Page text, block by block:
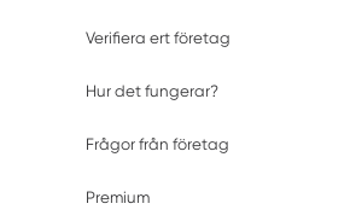
Verifiera ert företag
Hur det fungerar?
Frågor från företag
Premium